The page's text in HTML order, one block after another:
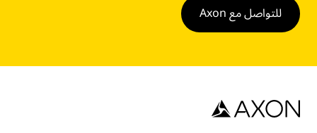
للتواصل مع Axon